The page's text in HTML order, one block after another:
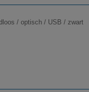
/ optisch / USB / zwart